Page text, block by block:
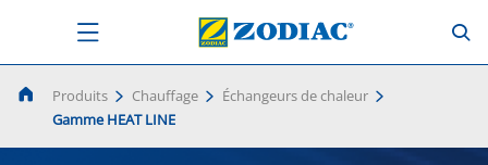
Produits Chauffage
Échangeurs de chaleur
Gamme HEAT LINE